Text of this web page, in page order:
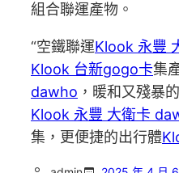
組合聯運產物。
“空鐵聯運Klook 永豐
Klook 台新gogo卡集
dawho ，暖和又殘暴
Klook 永豐 大衛卡
集，更便捷的出行體